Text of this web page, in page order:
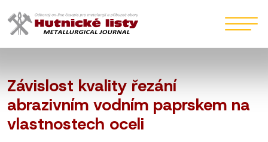
Závislost kvality řezání
abrazivním vodním paprskem na
vlastnostech oceli